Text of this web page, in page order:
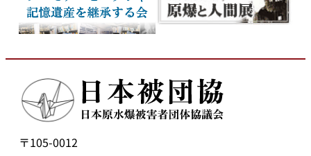
〒105-0012